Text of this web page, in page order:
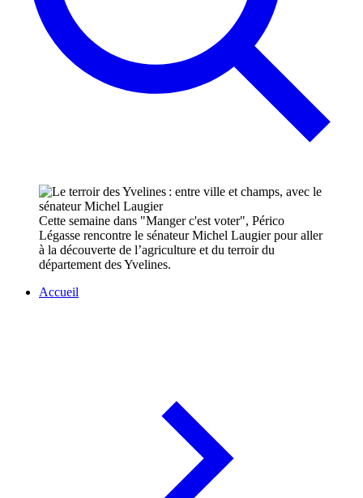
Cette semaine dans "Manger c'est voter", Périco
Légasse rencontre le sénateur Michel Laugier pour aller
à la découverte de l’agriculture et du terroir du
département des Yvelines.
Accueil